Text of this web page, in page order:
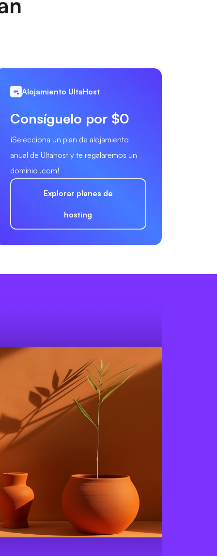
Alojamiento UltaHost
Consíguelo por $0
¡Selecciona un plan de alojamiento
anual de Ultahost y te regalaremos un
dominio .com!
Explorar planes de
hosting